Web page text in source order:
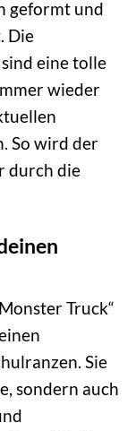
geformt und
Die
eine tolle
wieder
So wird der
durch die
Truck“
Sie
sondern auch